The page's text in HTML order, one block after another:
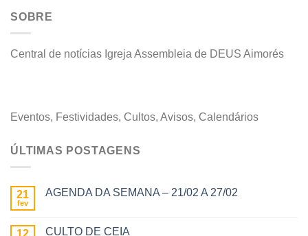
SOBRE
Central de notícias Igreja Assembleia de DEUS Aimorés
Eventos, Festividades, Cultos, Avisos, Calendários
ÚLTIMAS POSTAGENS
21
fev
AGENDA DA SEMANA – 21/02 A 27/02
CULTO DE CEIA